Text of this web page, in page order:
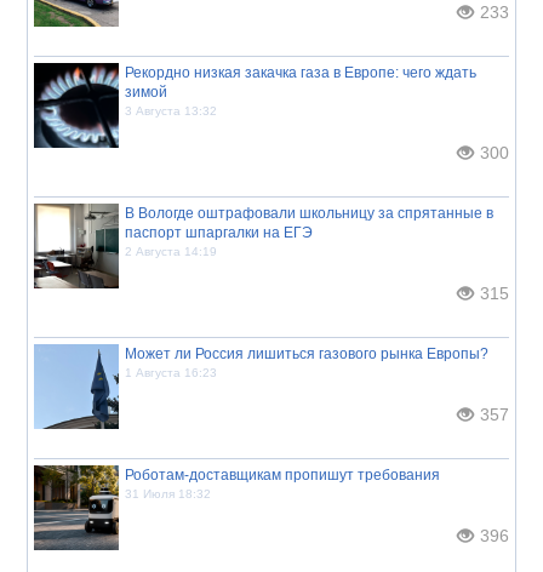
233
Рекордно низкая закачка газа в Европе: чего ждать
зимой
3 Августа 13:32
300
В Вологде оштрафовали школьницу за спрятанные в
паспорт шпаргалки на ЕГЭ
2 Августа 14:19
315
Может ли Россия лишиться газового рынка Европы?
1 Августа 16:23
357
Роботам-доставщикам пропишут требования
31 Июля 18:32
396